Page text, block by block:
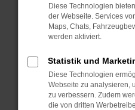
können das Laden
verhindern.
anderen Browser
Starte dein Gerät
Das kann
vorübergehende
Diese Technologien
der Webseite. Services
Maps, Chats,
werden aktiviert.
Statistik und
Diese Technologien
Webseite zu analysieren,
zu verbessern. Zudem
die von dritten